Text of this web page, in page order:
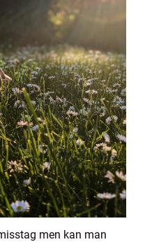
men kan man